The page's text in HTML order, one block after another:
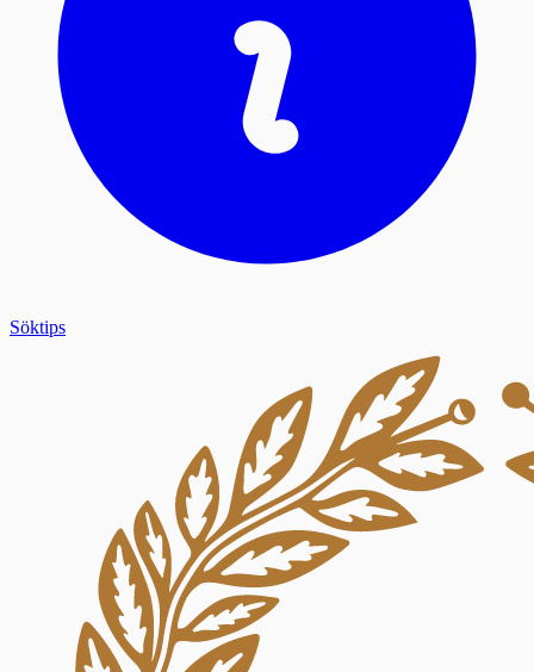
Söktips